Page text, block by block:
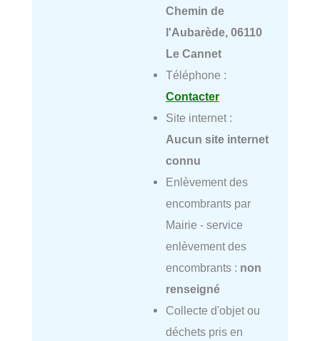
Chemin de
l'Aubarède, 06110
Le Cannet
Téléphone :
Contacter
Site internet :
Aucun site internet
connu
Enlèvement des
encombrants par
Mairie - service
enlèvement des
encombrants : non
renseigné
Collecte d'objet ou
déchets pris en